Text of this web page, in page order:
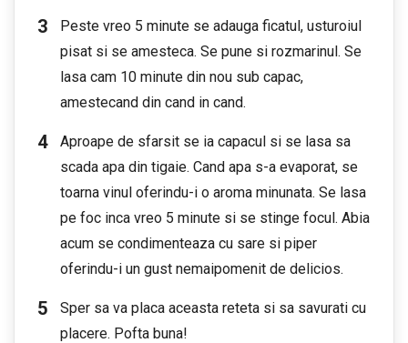
Peste vreo 5 minute se adauga ficatul, usturoiul
pisat si se amesteca. Se pune si rozmarinul. Se
lasa cam 10 minute din nou sub capac,
amestecand din cand in cand.
Aproape de sfarsit se ia capacul si se lasa sa
scada apa din tigaie. Cand apa s-a evaporat, se
toarna vinul oferindu-i o aroma minunata. Se lasa
pe foc inca vreo 5 minute si se stinge focul. Abia
acum se condimenteaza cu sare si piper
oferindu-i un gust nemaipomenit de delicios.
Sper sa va placa aceasta reteta si sa savurati cu
placere. Pofta buna!